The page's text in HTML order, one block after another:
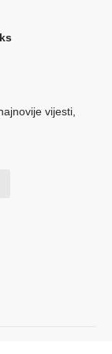
vijesti,